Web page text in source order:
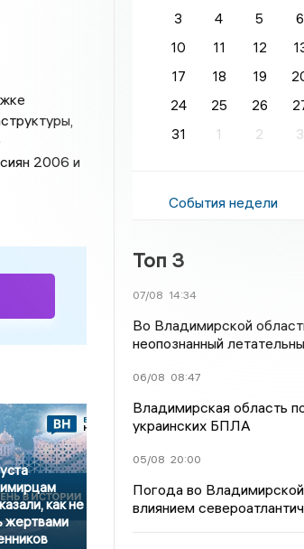
2006 и
как не
жертвами
3
4 5 6
10
11 12
17
18 19
24
25 26
31
1 2 3
События недели
Топ 3
07/08 14:34
Во Владимирской
неопознанный
06/08 08:47
Владимирская область
украинских БПЛА
05/08 20:00
Погода во
влиянием